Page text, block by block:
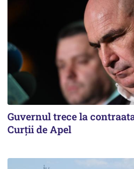
Guvernul trece la
Curții de Apel